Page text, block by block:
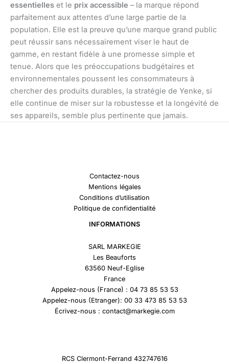
essentielles et le prix accessible – la marque répond
parfaitement aux attentes d’une large partie de la
population. Elle est la preuve qu’une marque grand public
peut réussir sans nécessairement viser le haut de
gamme, en restant fidèle à une promesse simple et
tenue. Alors que les préoccupations budgétaires et
environnementales poussent les consommateurs à
chercher des produits durables, la stratégie de Yenke, si
elle continue de miser sur la robustesse et la longévité de
ses appareils, semble plus pertinente que jamais.
Contactez-nous
Mentions légales
Conditions d’utilisation
Politique de confidentialité
INFORMATIONS
SARL MARKEGIE
Les Beauforts
63560 Neuf-Eglise
France
Appelez-nous (France) : 04 73 85 53 53
Appelez-nous (Etranger): 00 33 473 85 53 53
Écrivez-nous : contact@markegie.com
RCS Clermont-Ferrand 432747616